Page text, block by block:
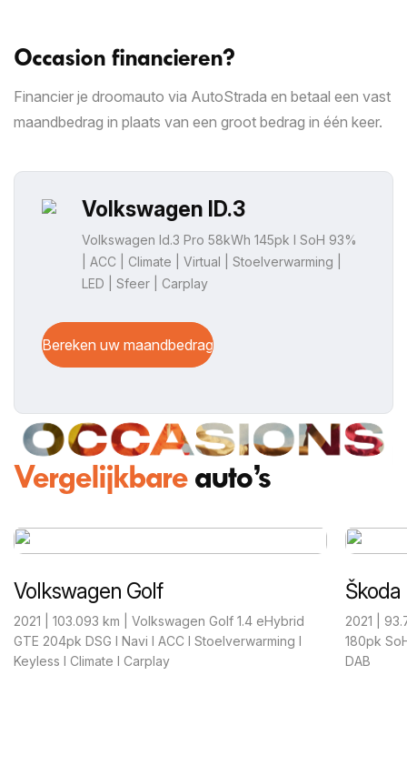
Occasion financieren?
Financier je droomauto via AutoStrada en betaal een vast
maandbedrag in plaats van een groot bedrag in één keer.
Volkswagen ID.3
Volkswagen Id.3 Pro 58kWh 145pk I SoH 93%
| ACC | Climate | Virtual | Stoelverwarming |
LED | Sfeer | Carplay
Bereken uw maandbedrag
Vergelijkbareauto’s
Škoda Enyaq iV
2021 | 93.773 km | Skoda Enyaq Iv 60 Elektromotor
180pk SoH 92% I Navi I Climate I Carplay I Cruise I
DAB
BMW
2023 |
218i